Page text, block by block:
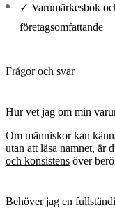
✓ Varumärkesbok
företagsomfattande
Frågor och svar
Hur vet jag om min
Om människor kan
utan att läsa namnet, är
och konsistens över
Behöver jag en